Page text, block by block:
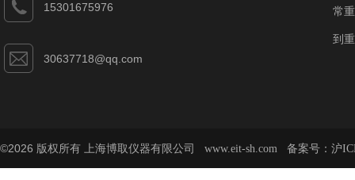
15301675976
30637718@qq.com
常
到
©2026 版权所有 上海博取仪器有限公司 www.eit-sh.com 备案号： 沪